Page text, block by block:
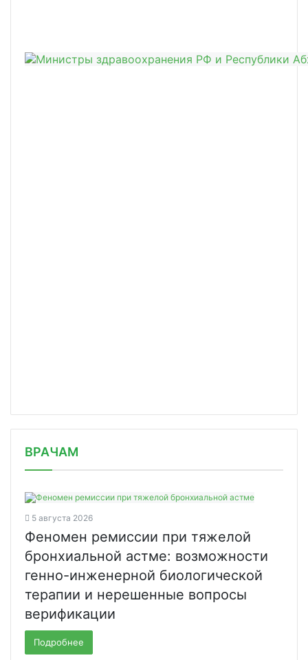
ВРАЧАМ
5 августа 2026
Феномен ремиссии при тяжелой
бронхиальной астме: возможности
генно-инженерной биологической
терапии и нерешенные вопросы
верификации
Подробнее